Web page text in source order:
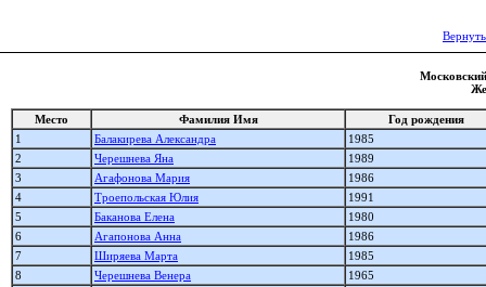
Место Фамилия Имя
Год рождения
1
Балакирева Александра
1985
2
Черешнева Яна
1989
3
Агафонова Мария
1986
4
Троепольская Юлия
1991
5
Баканова Елена
1980
6
Агапонова Анна
1986
7
Ширяева Марта
1985
8
Черешнева Венера
1965